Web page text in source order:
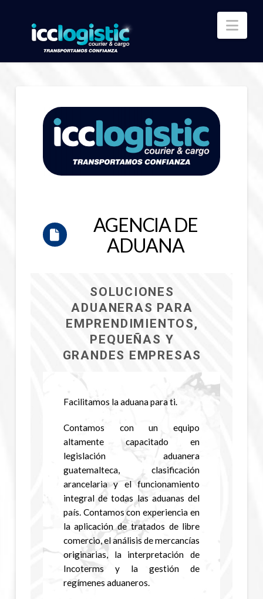
AGENCIA DE
ADUANA
SOLUCIONES
ADUANERAS PARA
EMPRENDIMIENTOS,
PEQUEÑAS Y
GRANDES EMPRESAS
Facilitamos la aduana para ti.
Contamos con un equipo
altamente capacitado en
legislación aduanera
guatemalteca, clasificación
arancelaria y el funcionamiento
integral de todas las aduanas del
país. Contamos con experiencia en
la aplicación de tratados de libre
comercio, el análisis de mercancías
originarias, la interpretación de
Incoterms y la gestión de
regímenes aduaneros.